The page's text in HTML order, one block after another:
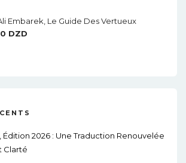
Embarek, Le Guide Des Vertueux
DZD
Édition 2026 : Une Traduction Renouvelée
Clarté